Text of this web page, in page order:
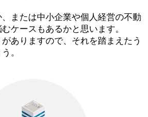
または中小企業や個人経営の不動
ケースもあるかと思います。
ありますので、それを踏まえたう
。